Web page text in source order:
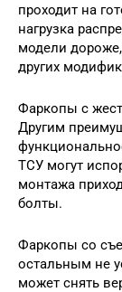
проходит на
нагрузка
модели
других
Фаркопы с
Другим
ТСУ могут
монтажа
болты.
Фаркопы со
остальным не
может снять